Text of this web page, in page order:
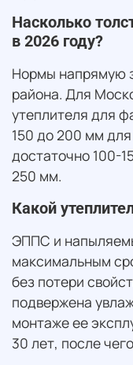
Насколько
в 2026 году?
Нормы напрямую
района. Для
утеплителя для
150 до 200 мм
достаточно 100-
250 мм.
Какой
ЭППС и
максимальным
без потери
подвержена
монтаже ее
30 лет, после